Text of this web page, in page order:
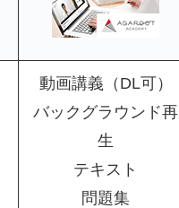
動画講義（DL可）
バックグラウンド再
生
テキスト
問題集